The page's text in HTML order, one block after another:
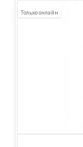
Только онлайн